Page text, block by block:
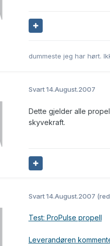
dummeste jeg har hørt.
Svart14.August.2007
Dette gjelder alle
skyvekraft.
Svart14.August.2007
Test: ProPulse propell
Leverandøren